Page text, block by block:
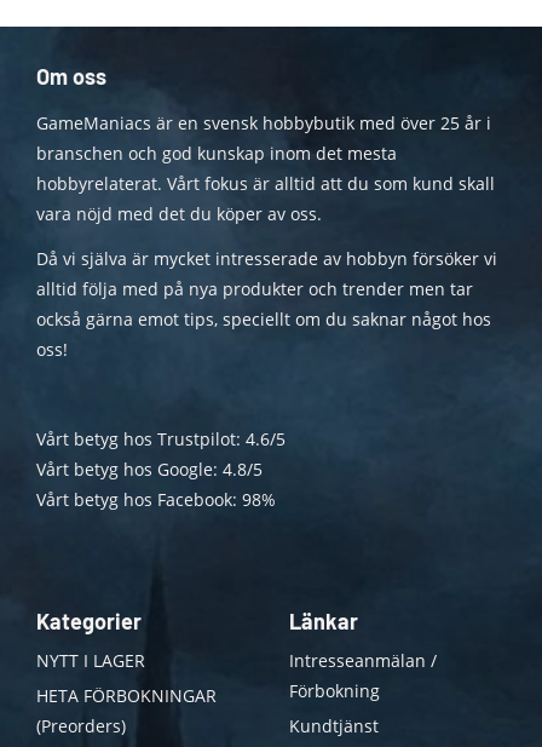
Om oss
GameManiacs är en svensk hobbybutik med över 25 år i
branschen och god kunskap inom det mesta
hobbyrelaterat. Vårt fokus är alltid att du som kund skall
vara nöjd med det du köper av oss.
Då vi själva är mycket intresserade av hobbyn försöker vi
alltid följa med på nya produkter och trender men tar
också gärna emot tips, speciellt om du saknar något hos
oss!
Vårt betyg hos Trustpilot: 4.6/5
Vårt betyg hos Google: 4.8/5
Vårt betyg hos Facebook: 98%
Kategorier
NYTT I LAGER
HETA FÖRBOKNINGAR
(Preorders)
Länkar
Intresseanmälan /
Förbokning
Kundtjänst